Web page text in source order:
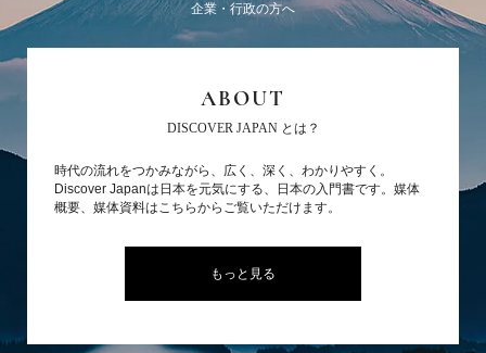
企業・行政の方へ
ABOUT
DISCOVER JAPAN とは？
時代の流れをつかみながら、広く、深く、わかりやすく。
Discover Japanは日本を元気にする、日本の入門書です。媒体
概要、媒体資料はこちらからご覧いただけます。
もっと見る